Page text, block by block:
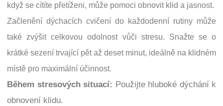
když se cítíte přetíženi, může pomoci obnovit klid a jasnost.
Začlenění dýchacích cvičení do každodenní rutiny může
také zvýšit celkovou odolnost vůči stresu. Snažte se o
krátké sezení trvající pět až deset minut, ideálně na klidném
místě pro maximální účinnost.
Během stresových situací: Použijte hluboké dýchání k
obnovení klidu.